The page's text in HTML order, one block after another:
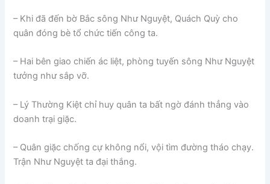
– Khi đã đến bờ Bắc sông Như Nguyệt, Quách Quỳ cho
quân đóng bè tổ chức tiến công ta.
– Hai bên giao chiến ác liệt, phòng tuyến sông Như Nguyệt
tưởng như sắp vỡ.
– Lý Thường Kiệt chỉ huy quân ta bất ngờ đánh thẳng vào
doanh trại giặc.
– Quân giặc chống cự không nổi, vội tìm đường tháo chạy.
Trận Như Nguyệt ta đại thắng.